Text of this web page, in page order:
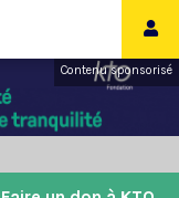
Contenu sponsorisé